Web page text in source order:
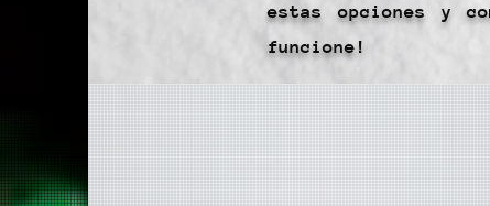
estas opciones y
funcione!